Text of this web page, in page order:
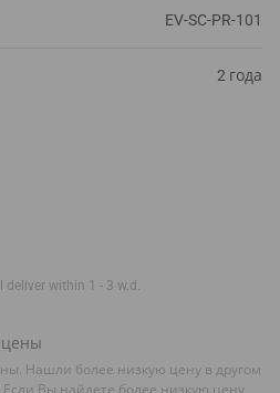
EV-SC-PR-101
2 года
deliver within 1 - 3 w.d.
цены
Нашли более низкую цену в другом